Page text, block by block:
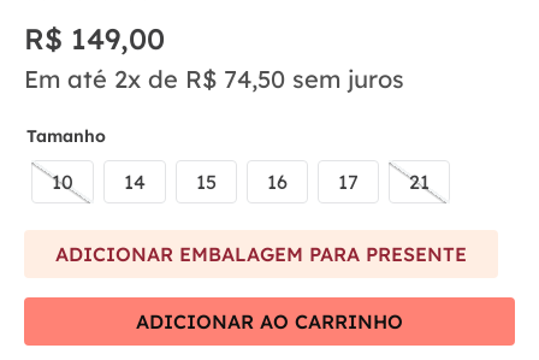
R$ 149,00
Em até 2x de R$ 74,50 sem juros
Tamanho
10 14 15 16 17 21
ADICIONAR EMBALAGEM PARA PRESENTE
ADICIONAR AO CARRINHO